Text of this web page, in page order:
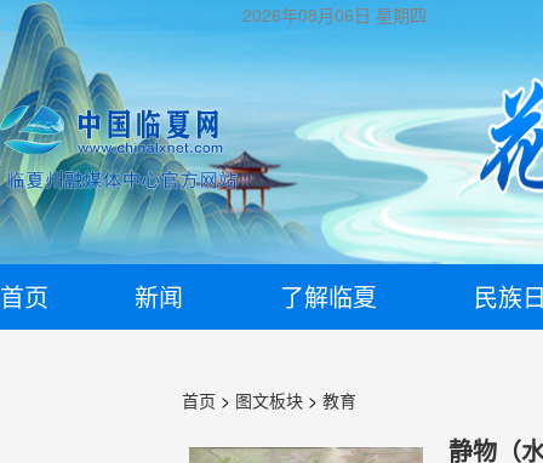
2026年08月06日 星期四
首页 新闻 了解临夏 民族
首页 > 图文板块 > 教育
静物（